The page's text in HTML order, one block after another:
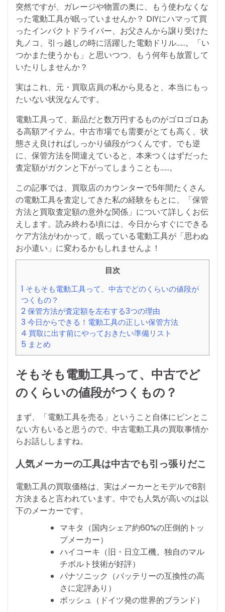
突然ですが、ガレージや物置の奥に、もう使わなくな
った電動工具が眠っていませんか？ DIYにハマって買
ったインパクトドライバー、お父さんから譲り受けた
丸ノコ、引っ越しの時に活躍した電動ドリル……。「い
つかまた使うかも」と思いつつ、もう何年も放置して
いたりしませんか？
実はこれ、元・買取店員の私から見ると、本当にもっ
たいない状況なんです。
電動工具って、新品だと数万円するものがゴロゴロあ
る高額アイテム。中古市場でも需要がとても高く、状
態さえ良ければしっかり値段がつくんです。でも逆
に、保管方法を間違えていると、本来つくはずだった
査定額がガクンと下がってしまうことも……。
この記事では、買取店のカウンターで5年間たくさん
の電動工具を査定してきた私の経験をもとに、「保管
方法と買取査定額の意外な関係」について詳しくお伝
えします。読み終わる頃には、今日からすぐにできる
ケア方法がわかって、眠っている電動工具が「思わぬ
お小遣い」に変わるかもしれませんよ！
目次
1 そもそも電動工具って、中古でどのくらいの値段が
つくもの？
2 保管方法が査定額を左右する3つの理由
3 今日からできる！電動工具の正しい保管方法
4 買取に出す前にやっておきたい準備リスト
5 まとめ
そもそも電動工具って、中古でど
のくらいの値段がつくもの？
まず、「電動工具を売る」ということ自体にピンとこ
ない方もいると思うので、中古電動工具の買取事情か
らお話ししますね。
人気メーカーの工具は中古でも引っ張りだこ
電動工具の買取価格は、実はメーカーとモデルで8割
方決まると言われています。中でも人気が高いのは以
下のメーカーです。
マキタ（国内シェア約60%の圧倒的トッ
プメーカー）
ハイコーキ（旧・日立工機。独自のマル
チボルト技術が好評）
パナソニック（バッテリーの互換性の高
さに定評あり）
ボッシュ（ドイツ発の世界的ブランド）